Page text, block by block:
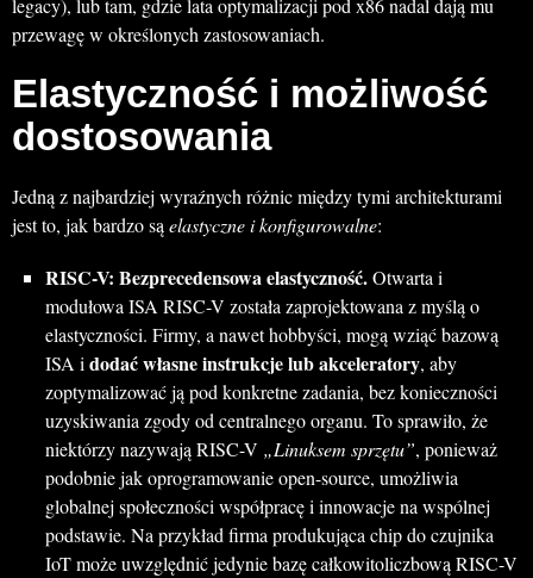
legacy), lub tam, gdzie lata optymalizacji pod x86 nadal dają mu
przewagę w określonych zastosowaniach.
Elastyczność i możliwość
dostosowania
Jedną z najbardziej wyraźnych różnic między tymi architekturami
jest to, jak bardzo sąelastyczne i konfigurowalne:
RISC-V: Bezprecedensowa elastyczność.Otwarta i
modułowa ISA RISC-V została zaprojektowana z myślą o
elastyczności. Firmy, a nawet hobbyści, mogą wziąć bazową
ISA idodać własne instrukcje lub akceleratory, aby
zoptymalizować ją pod konkretne zadania, bez konieczności
uzyskiwania zgody od centralnego organu. To sprawiło, że
niektórzy nazywają RISC-V „Linuksem sprzętu”, ponieważ
podobnie jak oprogramowanie open-source, umożliwia
globalnej społeczności współpracę i innowacje na wspólnej
podstawie. Na przykład firma produkująca chip do czujnika
IoT może uwzględnić jedynie bazę całkowitoliczbową RISC-V